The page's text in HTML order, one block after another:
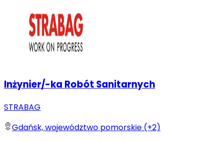
Inżynier/-ka Robót Sanitarnych
STRABAG
Gdańsk, województwo pomorskie (+2)